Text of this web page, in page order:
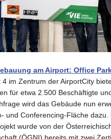
am Airport: Office
4 im Zentrum der AirportCity
für etwa 2.500 Beschäftigte
wird das Gebäude nun
und Conferencing-Fläche
wurde von der
(ÖGNI) bereits mit zwei